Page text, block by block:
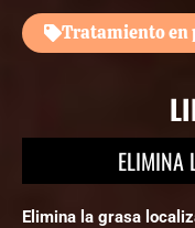
Tratamiento en
ELIMINA
Elimina la grasa